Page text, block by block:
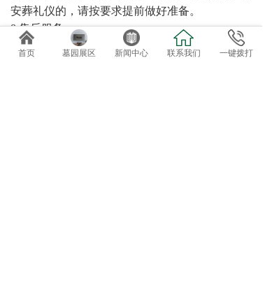
安葬礼仪的，请按要求提前做好准备。
8 售后服务
园区可提供诸如代客祭扫、管家服务、墓碑翻
首页 墓园展区 新闻中心 联系我们 一键拨打